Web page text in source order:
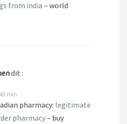
from india – world
dit :
min
pharmacy: legitimate
pharmacy– buy